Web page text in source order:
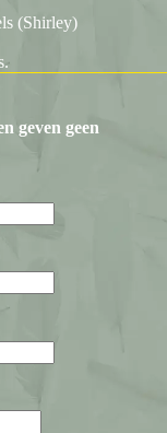
(Shirley)
geven geen